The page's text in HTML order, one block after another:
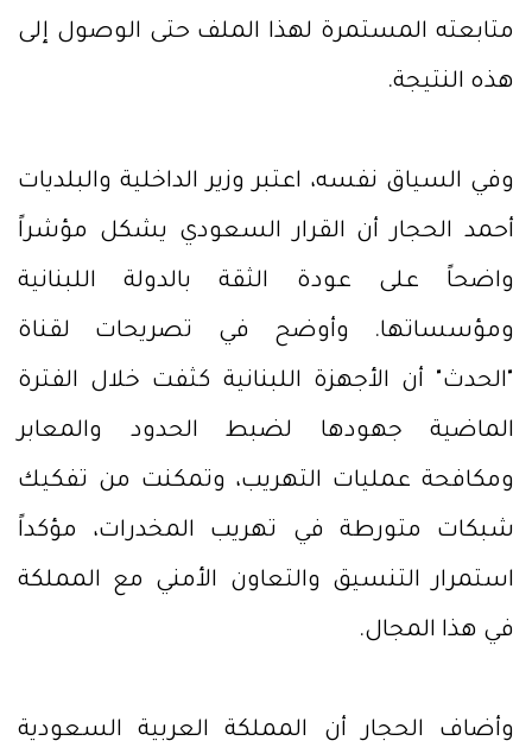
متابعته المستمرة لهذا الملف حتى الوصول إلى
هذه النتيجة.
وفي السياق نفسه، اعتبر وزير الداخلية والبلديات
أحمد الحجار أن القرار السعودي يشكل مؤشراً
واضحاً على عودة الثقة بالدولة اللبنانية
ومؤسساتها. وأوضح في تصريحات لقناة
"الحدث" أن الأجهزة اللبنانية كثفت خلال الفترة
الماضية جهودها لضبط الحدود والمعابر
ومكافحة عمليات التهريب، وتمكنت من تفكيك
شبكات متورطة في تهريب المخدرات، مؤكداً
استمرار التنسيق والتعاون الأمني مع المملكة
في هذا المجال.
وأضاف الحجار أن المملكة العربية السعودية